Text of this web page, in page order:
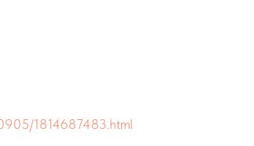
1814687483.html